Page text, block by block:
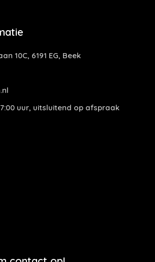
10C, 6191 EG, Beek
uur, uitsluitend op afspraak